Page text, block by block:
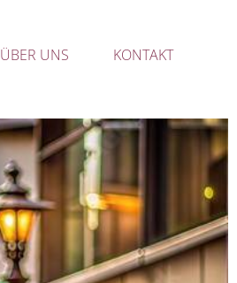
ÜBER UNS KONTAKT